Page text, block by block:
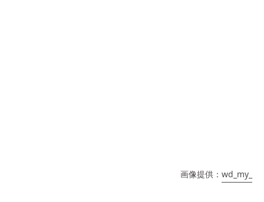
画像提供： wd_my_